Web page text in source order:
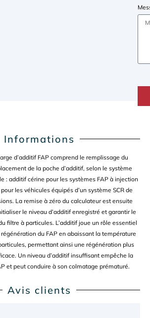
Informations
d’additif FAP comprend le remplissage du
de la poche d’additif, selon le système
: additif cérine pour les systèmes FAP à injection
les véhicules équipés d’un système SCR de
La remise à zéro du calculateur est ensuite
le niveau d’additif enregistré et garantir le
filtre à particules. L’additif joue un rôle essentiel
du FAP en abaissant la température
permettant ainsi une régénération plus
Un niveau d’additif insuffisant empêche la
et peut conduire à son colmatage prématuré.
Avis clients